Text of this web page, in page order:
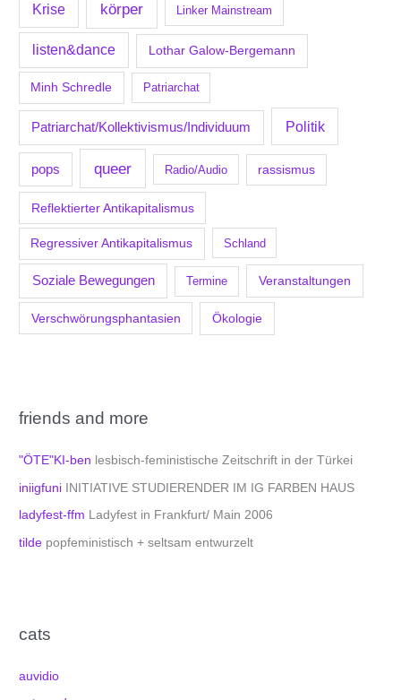
Krise körper Linker Mainstream
listen&dance Lothar Galow-Bergemann
Minh Schredle Patriarchat
Patriarchat/Kollektivismus/Individuum Politik
pops queer Radio/Audio rassismus
Reflektierter Antikapitalismus
Regressiver Antikapitalismus Schland
Soziale Bewegungen Termine Veranstaltungen
Verschwörungsphantasien Ökologie
friends and more
"ÖTE"KI-ben lesbisch-feministische Zeitschrift in der Türkei
iniigfuni INITIATIVE STUDIERENDER IM IG FARBEN HAUS
ladyfest-ffm Ladyfest in Frankfurt/ Main 2006
tilde popfeministisch + seltsam entwurzelt
cats
auvidio